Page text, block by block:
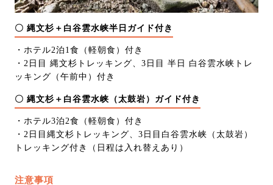
〇 縄文杉＋白谷雲水峡半日ガイド付き
・ホテル2泊1食（軽朝食）付き
・2日目 縄文杉トレッキング、3日目 半日 白谷雲水峡トレ
ッキング（午前中）付き
〇 縄文杉＋白谷雲水峡（太鼓岩）ガイド付き
・ホテル3泊2食（軽朝食）付き
・2日目縄文杉トレッキング、3日目白谷雲水峡（太鼓岩）
トレッキング付き（日程は入れ替えあり）
注意事項